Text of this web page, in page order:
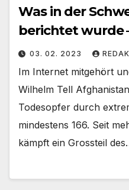
Was in der
berichtet wurde
03. 02. 2023
Im Internet mitgehört
Wilhelm Tell
Todesopfer durch
mindestens 166. Seit
kämpft ein Grossteil